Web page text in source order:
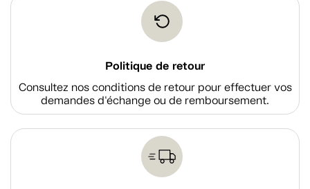
Politique de retour
Consultez nos conditions de retour pour effectuer vos
demandes d'échange ou de remboursement.